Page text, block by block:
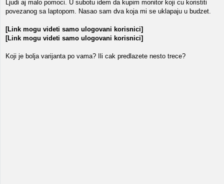
Ljudi aj malo pomoci. U subotu idem da kupim monitor koji cu koristiti
povezanog sa laptopom. Nasao sam dva koja mi se uklapaju u budzet.
[Link mogu videti samo ulogovani korisnici]
[Link mogu videti samo ulogovani korisnici]
Koji je bolja varijanta po vama? Ili cak predlazete nesto trece?